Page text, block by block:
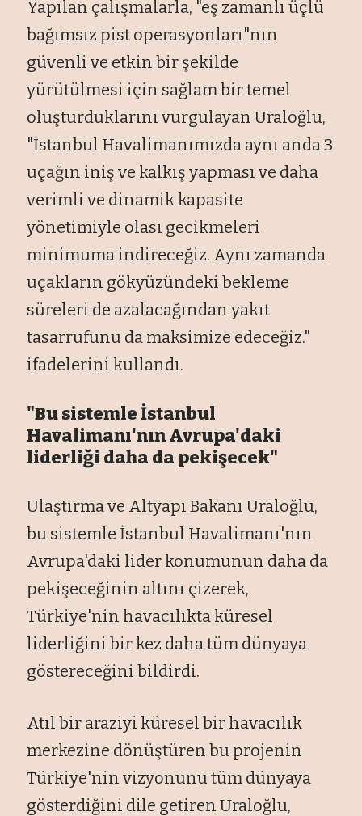
Yapılan çalışmalarla, "eş zamanlı üçlü
bağımsız pist operasyonları"nın
güvenli ve etkin bir şekilde
yürütülmesi için sağlam bir temel
oluşturduklarını vurgulayan Uraloğlu,
"İstanbul Havalimanımızda aynı anda 3
uçağın iniş ve kalkış yapması ve daha
verimli ve dinamik kapasite
yönetimiyle olası gecikmeleri
minimuma indireceğiz. Aynı zamanda
uçakların gökyüzündeki bekleme
süreleri de azalacağından yakıt
tasarrufunu da maksimize edeceğiz."
ifadelerini kullandı.
"Bu sistemle İstanbul
Havalimanı'nın Avrupa'daki
liderliği daha da pekişecek"
Ulaştırma ve Altyapı Bakanı Uraloğlu,
bu sistemle İstanbul Havalimanı'nın
Avrupa'daki lider konumunun daha da
pekişeceğinin altını çizerek,
Türkiye'nin havacılıkta küresel
liderliğini bir kez daha tüm dünyaya
göstereceğini bildirdi.
Atıl bir araziyi küresel bir havacılık
merkezine dönüştüren bu projenin
Türkiye'nin vizyonunu tüm dünyaya
gösterdiğini dile getiren Uraloğlu,